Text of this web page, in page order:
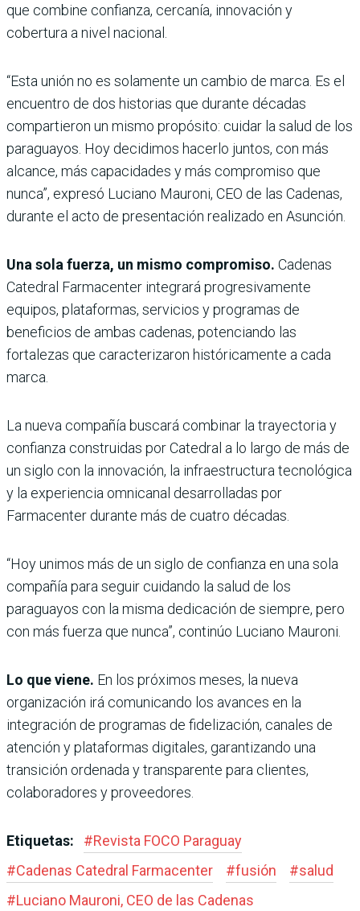
que combine confianza, cercanía, innovación y
cobertura a nivel nacional.
“Esta unión no es solamente un cambio de marca. Es el
encuentro de dos historias que durante décadas
compartieron un mismo propósito: cuidar la salud de los
paraguayos. Hoy decidimos hacerlo juntos, con más
alcance, más capacidades y más compromiso que
nunca”, expresó Luciano Mauroni, CEO de las Cadenas,
durante el acto de presentación realizado en Asunción.
Una sola fuerza, un mismo compromiso. Cadenas
Catedral Farmacenter integrará progresivamente
equipos, plataformas, servicios y programas de
beneficios de ambas cadenas, potenciando las
fortalezas que caracterizaron históricamente a cada
marca.
La nueva compañía buscará combinar la trayectoria y
confianza construidas por Catedral a lo largo de más de
un siglo con la innovación, la infraestructura tecnológica
y la experiencia omnicanal desarrolladas por
Farmacenter durante más de cuatro décadas.
“Hoy unimos más de un siglo de confianza en una sola
compañía para seguir cuidando la salud de los
paraguayos con la misma dedicación de siempre, pero
con más fuerza que nunca”, continúo Luciano Mauroni.
Lo que viene. En los próximos meses, la nueva
organización irá comunicando los avances en la
integración de programas de fidelización, canales de
atención y plataformas digitales, garantizando una
transición ordenada y transparente para clientes,
colaboradores y proveedores.
Etiquetas: #Revista FOCO Paraguay
#Cadenas Catedral Farmacenter #fusión #salud
#Luciano Mauroni, CEO de las Cadenas